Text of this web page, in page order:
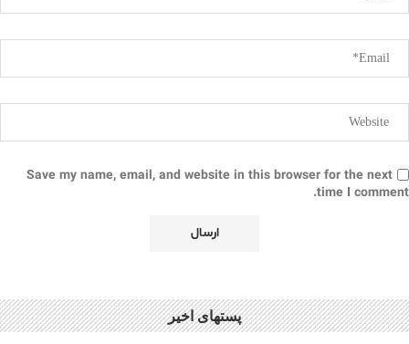
Save my name, email, and website in this browser for the next
time I comment.
پستهای اخیر